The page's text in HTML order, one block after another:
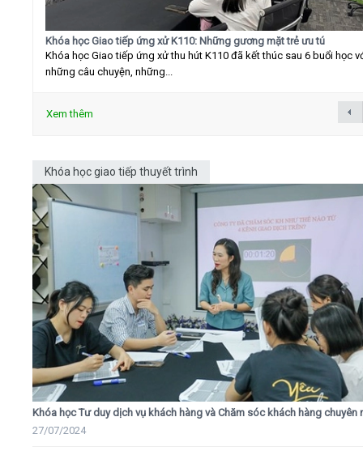
Khóa học Giao tiếp ứng xử K110: Những gương mặt trẻ ưu tú
Khóa học Giao tiếp ứng xử thu hút K110 đã kết thúc sau 6 buổi học
những câu chuyện, những...
Xem thêm
Khóa học giao tiếp thuyết trình
Khóa học Tư duy dịch vụ khách hàng và Chăm sóc khách hàng chuyên
27/07/2024